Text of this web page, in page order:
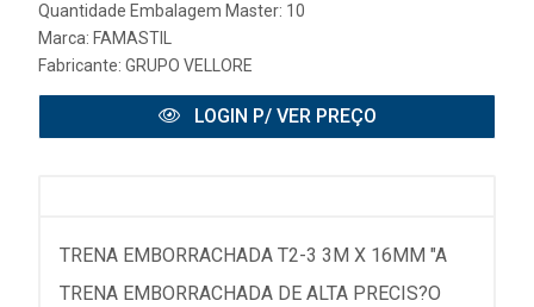
Quantidade Embalagem Master: 10
Marca: FAMASTIL
Fabricante: GRUPO VELLORE
LOGIN P/ VER PREÇO
TRENA EMBORRACHADA T2-3 3M X 16MM "A
TRENA EMBORRACHADA DE ALTA PRECIS?O